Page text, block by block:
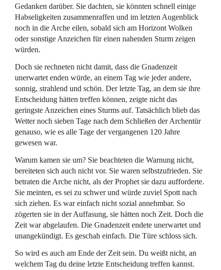
Gedanken darüber. Sie dachten, sie könnten schnell einige
Habseligkeiten zusammenraffen und im letzten Augenblick
noch in die Arche eilen, sobald sich am Horizont Wolken
oder sonstige Anzeichen für einen nahenden Sturm zeigen
würden.
Doch sie rechneten nicht damit, dass die Gnadenzeit
unerwartet enden würde, an einem Tag wie jeder andere,
sonnig, strahlend und schön. Der letzte Tag, an dem sie ihre
Entscheidung hätten treffen können, zeigte nicht das
geringste Anzeichen eines Sturms auf. Tatsächlich blieb das
Wetter noch sieben Tage nach dem Schließen der Archentür
genauso, wie es alle Tage der vergangenen 120 Jahre
gewesen war.
Warum kamen sie um? Sie beachteten die Warnung nicht,
bereiteten sich auch nicht vor. Sie waren selbstzufrieden. Sie
betraten die Arche nicht, als der Prophet sie dazu aufforderte.
Sie meinten, es sei zu schwer und würde zuviel Spott nach
sich ziehen. Es war einfach nicht sozial annehmbar. So
zögerten sie in der Auffasung, sie hätten noch Zeit. Doch die
Zeit war abgelaufen. Die Gnadenzeit endete unerwartet und
unangekündigt. Es geschah einfach. Die Türe schloss sich.
So wird es auch am Ende der Zeit sein. Du weißt nicht, an
welchem Tag du deine letzte Entscheidung treffen kannst.